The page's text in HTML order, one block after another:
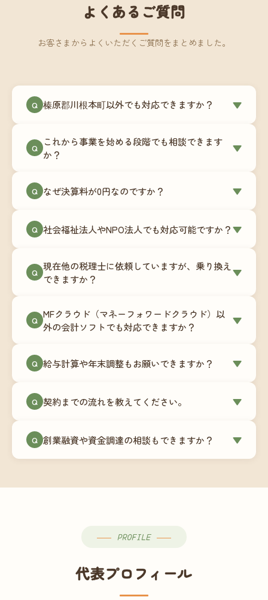
よくあるご質問
お客さまからよくいただくご質問をまとめました。
Q 榛原郡川根本町以外でも対応できますか？ ▼
す。Zoomやチャットツールを使ったオンラインで
のやり取りが中心ですので、地域を問わずサポー
地域の事業者さまにご利用いただいています。
Q
これから事業を始める段階でも相談できます
か？
▼
180,000円〜）をご用意しています。事業計画の段
談にも対応しています。
Q なぜ決算料が0円なのですか？ ▼
次で進めています。そのため、決算時に追加の作
リプション型の料金体系を実現しています。年間
コストが事前にわかるので、資金繰りの見通しも
Q 社会福祉法人やNPO法人でも対応可能ですか？▼
は営利法人とは会計基準や監査要件が異なるた
め、別途お見積りとなります。まずはお気軽にご
Q 現在他の税理士に依頼していますが、乗り換え
できますか？
▼
ます。前任の税理士事務所との連携や、過去の帳
簿データの移行もお手伝いします。決算期のタイ
での変更も対応可能です。
Q MFクラウド（マネーフォワードクラウド）以
外の会計ソフトでも対応できますか？
▼
供しています。これから会計ソフトを導入される
します。freee・弥生会計等をご利用中の場合は、
Q 給与計算や年末調整もお願いできますか？ ▼
怠集計あり／5名まで）は月額15,000円〜、年末調
す。人数が増える場合は別途お見積りします。
Q 契約までの流れを教えてください。 ▼
（30〜60分）でご事業内容・ご要望のヒアリング
→ ③お見積り・ご契約 → ④MFクラウドの初期設
談から契約まで費用は発生しませんので、お気軽
Q 創業融資や資金調達の相談もできますか？ ▼
PROFILE
代表プロフィール